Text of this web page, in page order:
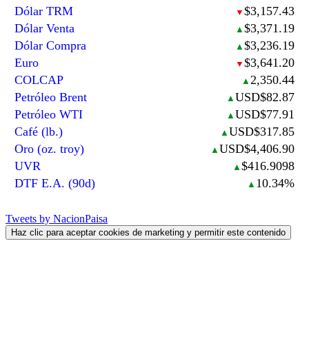
Dólar TRM ▼ $3,157.43
Dólar Venta
▲ $3,371.19
Dólar Compra
▲ $3,236.19
Euro
▼ $3,641.20
COLCAP
▲ 2,350.44
Petróleo Brent
▲ USD$82.87
Petróleo WTI
▲ USD$77.91
Café (lb.)
▲ USD$317.85
Oro (oz. troy)
▲ USD$4,406.90
UVR
▲ $416.9098
DTF E.A. (90d)
▲ 10.34%
Tweets by NacionPaisa
Haz clic para aceptar cookies de marketing y permitir este contenido